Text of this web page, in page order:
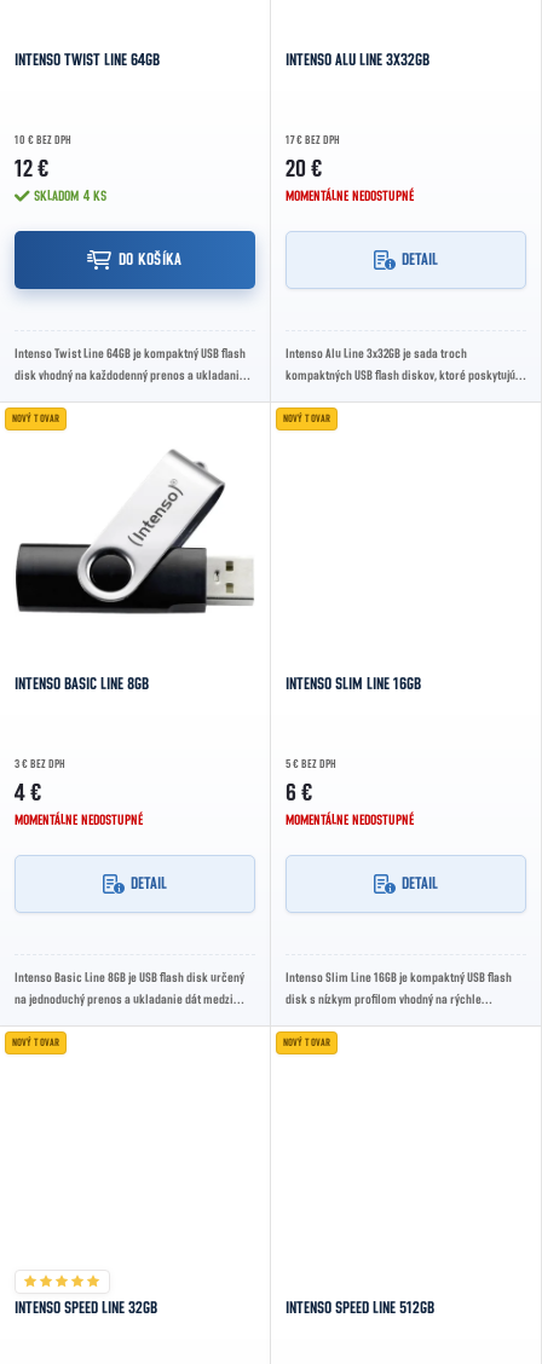
INTENSO TWIST LINE 64GB
10 € BEZ DPH
12 €
SKLADOM 4 KS
DO KOŠÍKA
Intenso Twist Line 64GB je kompaktný USB flash
disk vhodný na každodenný prenos a ukladanie
INTENSO ALU LINE 3X32GB
17 € BEZ DPH
20 €
MOMENTÁLNE NEDOSTUPNÉ
DETAIL
Intenso Alu Line 3x32GB je sada troch
kompaktných USB flash diskov, ktoré poskytujú
a...
NOVÝ TOVAR
INTENSO BASIC LINE 8GB
3 € BEZ DPH
4 €
MOMENTÁLNE NEDOSTUPNÉ
DETAIL
Intenso Basic Line 8GB je USB flash disk určený
na jednoduchý prenos a ukladanie dát medzi
portom....
NOVÝ TOVAR
INTENSO SLIM LINE 16GB
5 € BEZ DPH
6 €
MOMENTÁLNE NEDOSTUPNÉ
DETAIL
Intenso Slim Line 16GB je kompaktný USB flash
disk s nízkym profilom vhodný na rýchle
inými...
NOVÝ TOVAR
INTENSO SPEED LINE 32GB
NOVÝ TOVAR
INTENSO SPEED LINE 512GB